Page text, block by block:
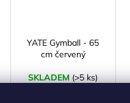
YATE Gymball - 65
cm červený
SKLADEM(>5 ks)